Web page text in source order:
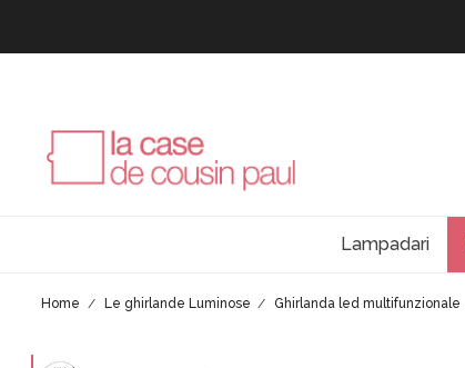
Lampadari
Home Le ghirlande Luminose Ghirlanda led multifunzionale